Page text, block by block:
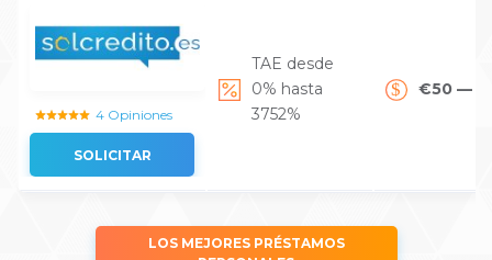
4 Opiniones
SOLICITAR
TAE desde
0% hasta
3752%
€50 —
LOS MEJORES PRÉSTAMOS